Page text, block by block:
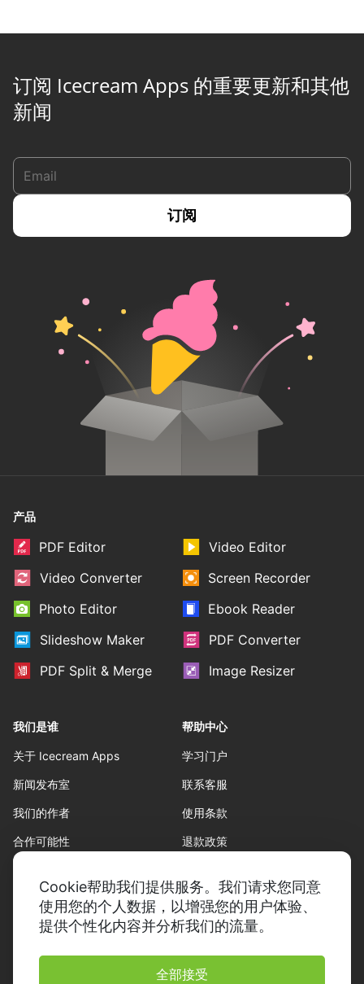
Cookie帮助我们提供服务。我们请求您同意
使用您的个人数据，以增强您的用户体验、
提供个性化内容并分析我们的流量。
全部接受
订阅 Icecream Apps 的重要更新和其他
新闻
产品
PDF Editor
Video Editor
Video Converter
Screen Recorder
Photo Editor
Ebook Reader
Slideshow Maker
PDF Converter
PDF Split & Merge
Image Resizer
我们是谁
关于 Icecream Apps
新闻发布室
我们的作者
合作可能性
帮助中心
学习门户
联系客服
使用条款
退款政策